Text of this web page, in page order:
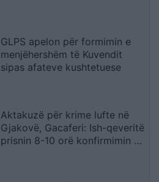
GLPS apelon për formimin e
menjëhershëm të Kuvendit
sipas afateve kushtetuese
Aktakuzë për krime lufte në
Gjakovë, Gacaferi: Ish-qeveritë
prisnin 8-10 orë konfirmimin e